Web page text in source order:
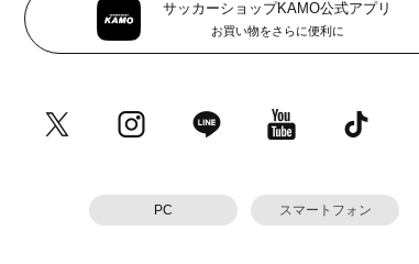
サッカーショップKAMO公式アプリ
お買い物をさらに便利に
PC スマートフォン